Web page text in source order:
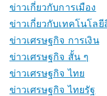
ข่าวเกี่ยวกับการเมือง
ข่าวเกี่ยวกับเทคโนโลยี
ข่าวเศรษฐกิจ การเงิน
ข่าวเศรษฐกิจ สั้น ๆ
ข่าวเศรษฐกิจ ไทย
ข่าวเศรษฐกิจ ไทยรัฐ